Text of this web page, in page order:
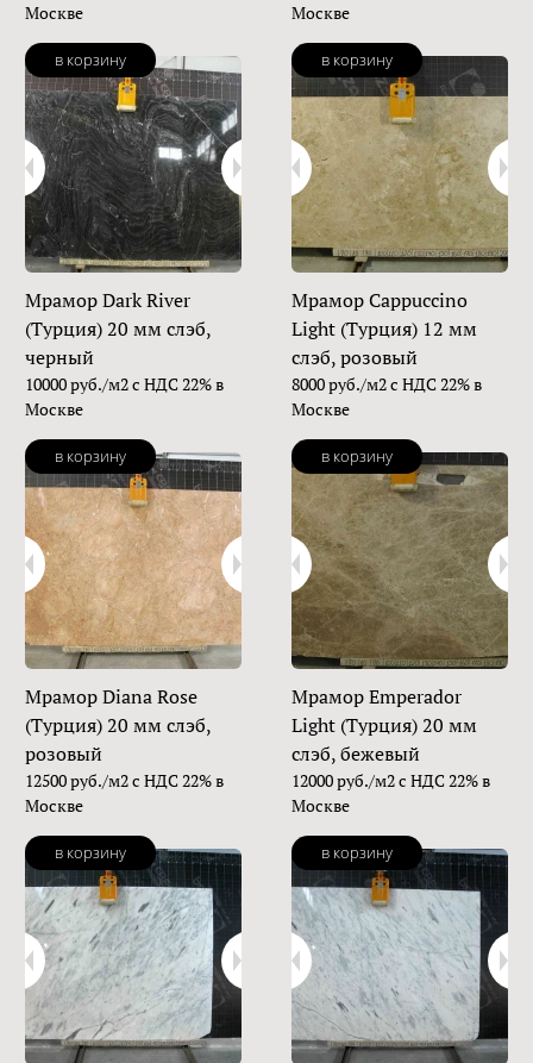
Москве
в корзину
Москве
в корзину
Мрамор Dark River
(Турция) 20 мм слэб,
черный
10000 руб./м2 с НДС 22% в
Москве
в корзину
Мрамор Cappuccino
Light (Турция) 12 мм
слэб, розовый
8000 руб./м2 с НДС 22% в
Москве
в корзину
Мрамор Diana Rose
(Турция) 20 мм слэб,
розовый
12500 руб./м2 с НДС 22% в
Москве
в корзину
Мрамор Emperador
Light (Турция) 20 мм
слэб, бежевый
12000 руб./м2 с НДС 22% в
Москве
в корзину